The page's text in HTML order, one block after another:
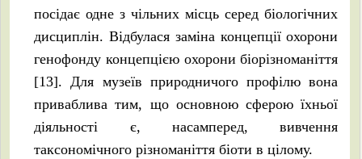
посідає одне з чільних місць серед біологічних
дисциплін. Відбулася заміна концепції охорони
генофонду концепцією охорони біорізноманіття
[13]. Для музеїв природничого профілю вона
приваблива тим, що основною сферою їхньої
діяльності є, насамперед, вивчення
таксономічного різноманіття біоти в цілому.